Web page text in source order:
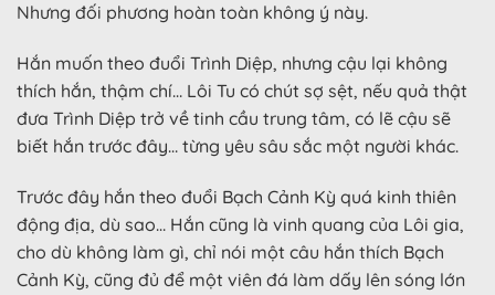
Nhưng đối phương hoàn toàn không ý này.
Hắn muốn theo đuổi Trình Diệp, nhưng cậu lại không
thích hắn, thậm chí… Lôi Tu có chút sợ sệt, nếu quả thật
đưa Trình Diệp trở về tinh cầu trung tâm, có lẽ cậu sẽ
biết hắn trước đây… từng yêu sâu sắc một người khác.
Trước đây hắn theo đuổi Bạch Cảnh Kỳ quá kinh thiên
động địa, dù sao… Hắn cũng là vinh quang của Lôi gia,
cho dù không làm gì, chỉ nói một câu hắn thích Bạch
Cảnh Kỳ, cũng đủ để một viên đá làm dấy lên sóng lớn